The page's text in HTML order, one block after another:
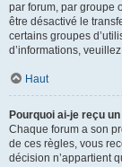
par forum, par groupe
être désactivé le
certains groupes
d’informations,
Haut
Pourquoi ai-je reçu
Chaque forum a son
de ces règles, vous
décision n’appartient